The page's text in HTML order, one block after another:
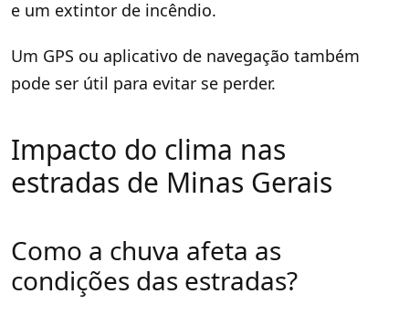
e um extintor de incêndio.
Um GPS ou aplicativo de navegação também
pode ser útil para evitar se perder.
Impacto do clima nas
estradas de Minas Gerais
Como a chuva afeta as
condições das estradas?